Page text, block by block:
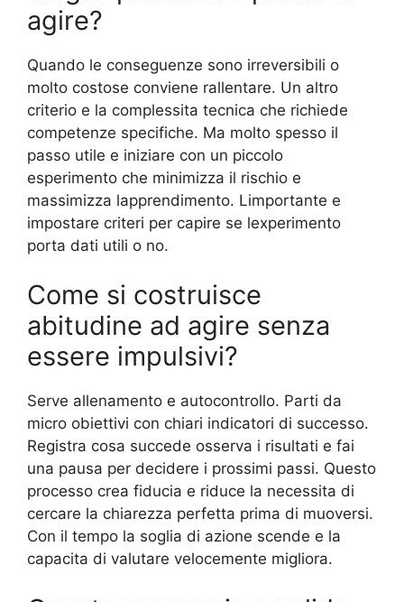
agire?
Quando le conseguenze sono irreversibili o
molto costose conviene rallentare. Un altro
criterio e la complessita tecnica che richiede
competenze specifiche. Ma molto spesso il
passo utile e iniziare con un piccolo
esperimento che minimizza il rischio e
massimizza lapprendimento. Limportante e
impostare criteri per capire se lexperimento
porta dati utili o no.
Come si costruisce
abitudine ad agire senza
essere impulsivi?
Serve allenamento e autocontrollo. Parti da
micro obiettivi con chiari indicatori di successo.
Registra cosa succede osserva i risultati e fai
una pausa per decidere i prossimi passi. Questo
processo crea fiducia e riduce la necessita di
cercare la chiarezza perfetta prima di muoversi.
Con il tempo la soglia di azione scende e la
capacita di valutare velocemente migliora.